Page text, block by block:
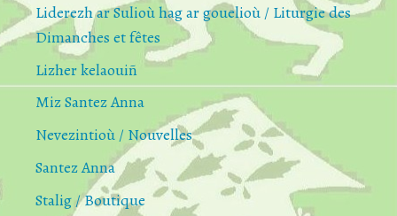
Liderezh ar Sulioù hag ar gouelioù / Liturgie des
Dimanches et fêtes
Lizher kelaouiñ
Miz Santez Anna
Nevezintioù / Nouvelles
Santez Anna
Stalig / Boutique